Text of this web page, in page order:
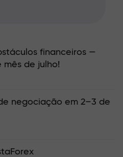
financeiros —
mês de julho!
negociação em 2–3 de